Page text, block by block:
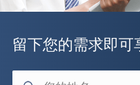
留下您的需求即可